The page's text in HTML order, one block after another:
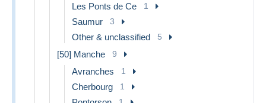
Les Ponts de Ce 1
Saumur 3
Other & unclassified 5
[50] Manche 9
Avranches 1
Cherbourg 1